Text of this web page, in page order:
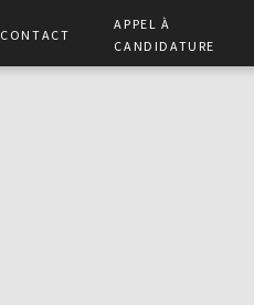
Contact
Appel à
Candidature